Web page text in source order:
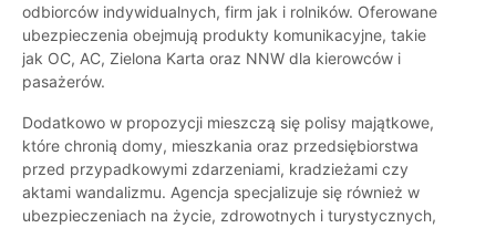
odbiorców indywidualnych, firm jak i rolników. Oferowane
ubezpieczenia obejmują produkty komunikacyjne, takie
jak OC, AC, Zielona Karta oraz NNW dla kierowców i
pasażerów.
Dodatkowo w propozycji mieszczą się polisy majątkowe,
które chronią domy, mieszkania oraz przedsiębiorstwa
przed przypadkowymi zdarzeniami, kradzieżami czy
aktami wandalizmu. Agencja specjalizuje się również w
ubezpieczeniach na życie, zdrowotnych i turystycznych,